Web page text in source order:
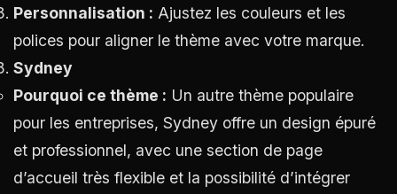
Personnalisation : Ajustez les couleurs et les
polices pour aligner le thème avec votre marque.
Sydney
Pourquoi ce thème : Un autre thème populaire
pour les entreprises, Sydney offre un design épuré
et professionnel, avec une section de page
d’accueil très flexible et la possibilité d’intégrer